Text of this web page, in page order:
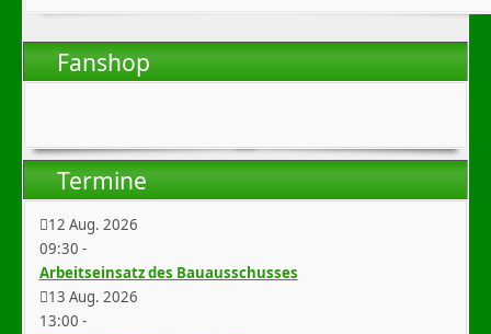
Fanshop
Termine
12 Aug. 2026
09:30 -
Arbeitseinsatz des Bauausschusses
13 Aug. 2026
13:00 -